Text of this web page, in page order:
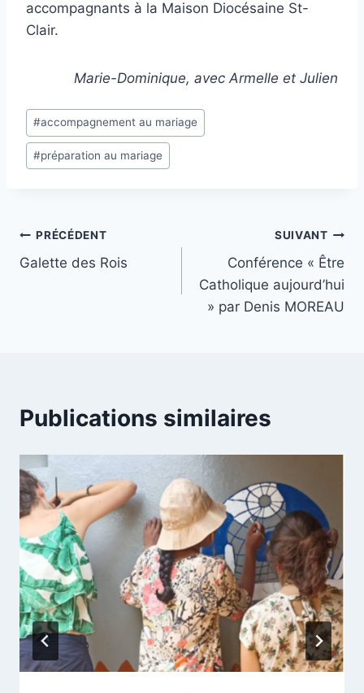
accompagnants à la Maison Diocésaine St-
Clair.
Marie-Dominique, avec Armelle et Julien
Étiquettes
de
la
#accompagnement au mariage
#préparation au mariage
Navigation
de
PRÉCÉDENT
Galette des Rois
SUIVANT
Conférence « Être
Catholique aujourd’hui
» par Denis MOREAU
Publications similaires